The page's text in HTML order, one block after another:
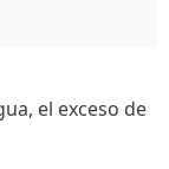
el exceso de